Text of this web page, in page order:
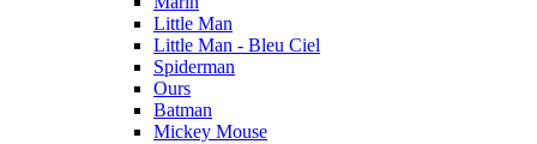
Little Man
Little Man - Bleu Ciel
Spiderman
Ours
Batman
Mickey Mouse